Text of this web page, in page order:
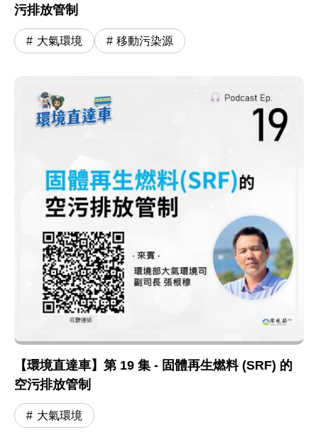
污排放管制
大氣環境 移動污染源
【環境直達車】第 19 集 - 固體再生燃料 (SRF) 的
空污排放管制
大氣環境